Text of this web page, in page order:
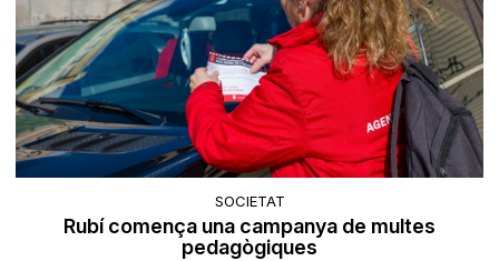
SOCIETAT
Rubí comença una campanya de multes
pedagògiques